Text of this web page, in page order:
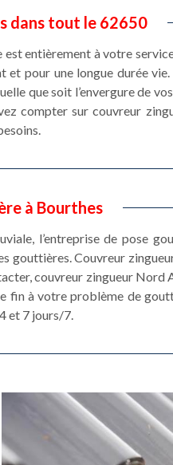
dans tout le 62650
entièrement à votre
pour une longue durée
que soit l’envergure de
compter sur couvreur
à Bourthes
l’entreprise de pose
gouttières. Couvreur
couvreur zingueur Nord
fin à votre problème de
et 7 jours/7.